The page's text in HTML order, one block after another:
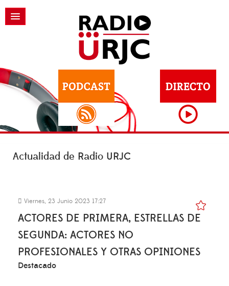
Actualidad de Radio URJC
Viernes, 23 Junio 2023 17:27
ACTORES DE PRIMERA, ESTRELLAS DE
SEGUNDA: ACTORES NO
PROFESIONALES Y OTRAS OPINIONES
Destacado